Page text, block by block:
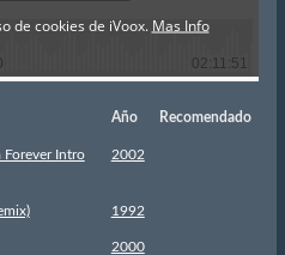
Año Recomendado
Forever Intro
2002
1992
2000